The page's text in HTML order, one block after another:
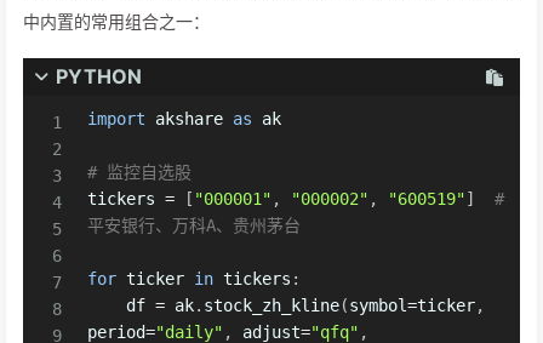
中内置的常用组合之一：
PYTHON
import akshare as ak
# 监控自选股
tickers = [ "000001" , "000002" , "600519"]
#
平安银行、万科A、贵州茅台
for ticker in tickers :
    df
= ak. stock_zh_kline(symbol=ticker,
period="daily" , adjust="qfq" ,